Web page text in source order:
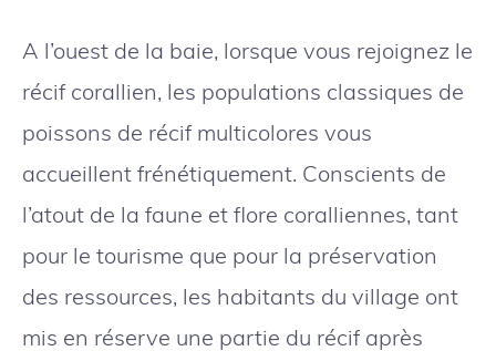
A l’ouest de la baie, lorsque vous rejoignez le
récif corallien, les populations classiques de
poissons de récif multicolores vous
accueillent frénétiquement. Conscients de
l’atout de la faune et flore coralliennes, tant
pour le tourisme que pour la préservation
des ressources, les habitants du village ont
mis en réserve une partie du récif après